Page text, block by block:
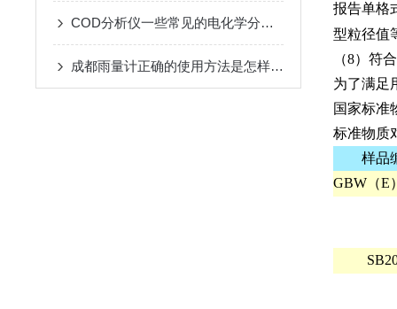
COD分析仪一些常见的电化学分析的方法和原理
成都雨量计正确的使用方法是怎样的呢？
报告单格
型粒径值
（8）符
为了满足
国家标准
标准物质
样品
GBW（E